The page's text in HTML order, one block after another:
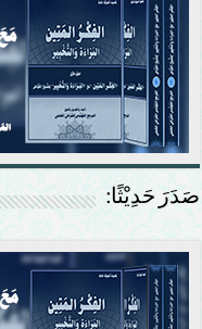
صَدَرَ حَدِيْثًا: